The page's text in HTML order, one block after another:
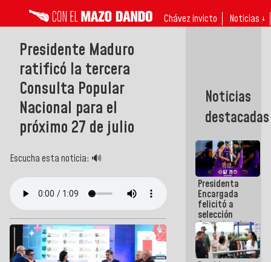
Chávez invicto Noticias ↓
Presidente Maduro
ratificó la tercera
Consulta Popular
Nacional para el
próximo 27 de julio
Escucha esta noticia: 🔊
Noticias
destacadas
Presidenta
Encargada
felicitó a
selección
femenina de
baloncesto
por su
clasificación